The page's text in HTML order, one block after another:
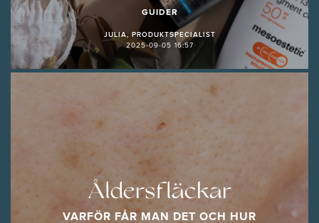
GUIDER
JULIA, PRODUKTSPECIALIST
2025-09-05 16:57
Åldersfläckar
VARFÖR FÅR MAN DET OCH HUR